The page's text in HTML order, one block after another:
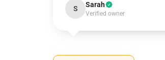
S Sarah
Verified owner